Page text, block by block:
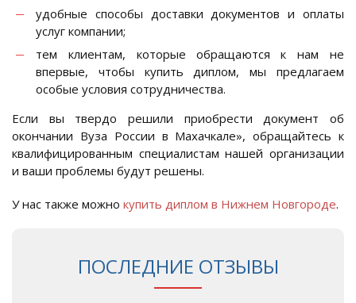
удобные способы доставки документов и оплаты
услуг компании;
тем клиентам, которые обращаются к нам не
впервые, чтобы купить диплом, мы предлагаем
особые условия сотрудничества.
Если вы твердо решили приобрести документ об
окончании Вуза России в Махачкале», обращайтесь к
квалифицированным специалистам нашей организации
и ваши проблемы будут решены.
У нас также можно купить диплом в Нижнем Новгороде.
ПОСЛЕДНИЕ ОТЗЫВЫ